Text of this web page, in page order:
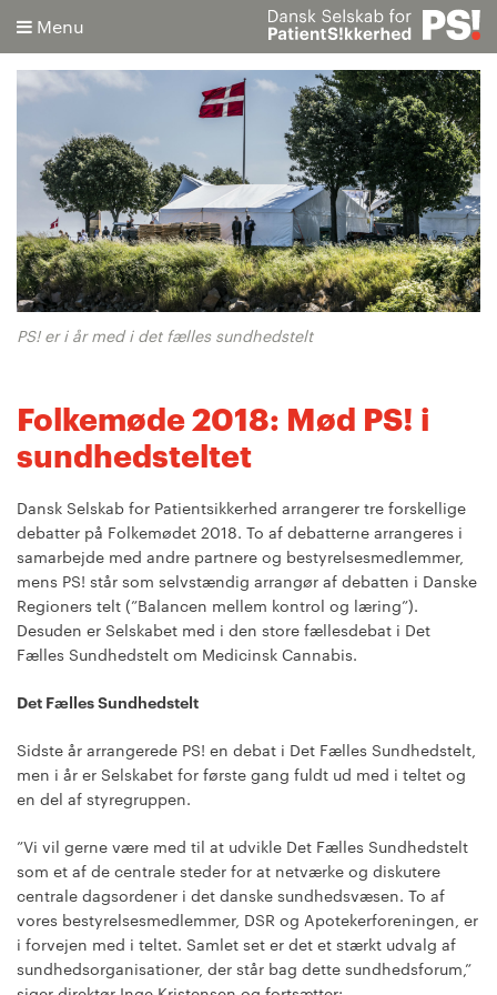
Menu
Søg
Avanceret søgning
PS! er i år med i det fælles sundhedstelt
Folkemøde 2018: Mød PS! i
sundhedsteltet
Dansk Selskab for Patientsikkerhed arrangerer tre forskellige
debatter på Folkemødet 2018. To af debatterne arrangeres i
samarbejde med andre partnere og bestyrelsesmedlemmer,
mens PS! står som selvstændig arrangør af debatten i Danske
Regioners telt (”Balancen mellem kontrol og læring”).
Desuden er Selskabet med i den store fællesdebat i Det
Fælles Sundhedstelt om Medicinsk Cannabis.
Det Fælles Sundhedstelt
Sidste år arrangerede PS! en debat i Det Fælles Sundhedstelt,
men i år er Selskabet for første gang fuldt ud med i teltet og
en del af styregruppen.
”Vi vil gerne være med til at udvikle Det Fælles Sundhedstelt
som et af de centrale steder for at netværke og diskutere
centrale dagsordener i det danske sundhedsvæsen. To af
vores bestyrelsesmedlemmer, DSR og Apotekerforeningen, er
i forvejen med i teltet. Samlet set er det et stærkt udvalg af
sundhedsorganisationer, der står bag dette sundhedsforum,”